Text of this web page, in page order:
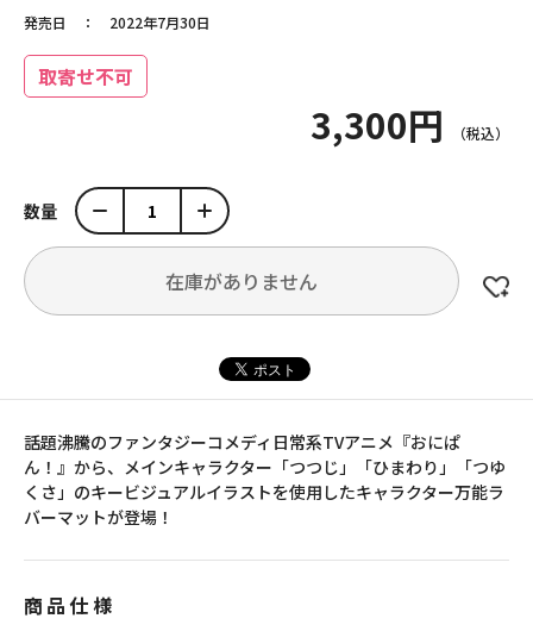
発売日
2022年7月30日
取寄せ不可
3,300円
数量
在庫がありません
話題沸騰のファンタジーコメディ日常系TVアニメ『おにぱ
ん！』から、メインキャラクター「つつじ」「ひまわり」「つゆ
くさ」のキービジュアルイラストを使用したキャラクター万能ラ
バーマットが登場！
商品仕様